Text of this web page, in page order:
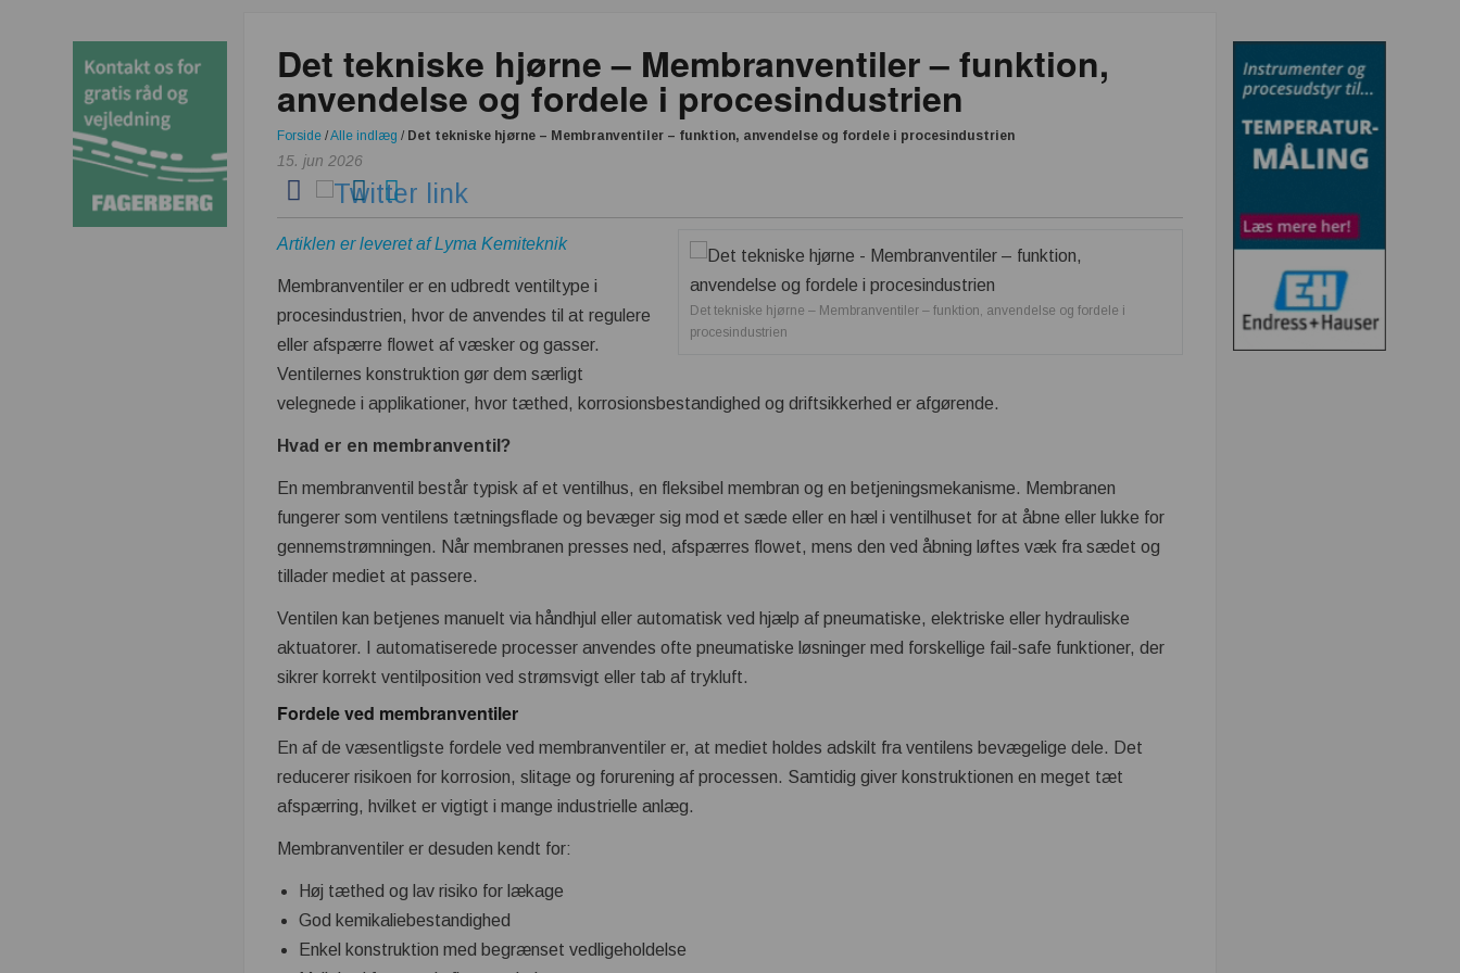
Det tekniske hjørne – Membranventiler – funktion,
anvendelse og fordele i procesindustrien
Forside /Alle indlæg / Det tekniske hjørne – Membranventiler – funktion, anvendelse og fordele i procesindustrien
15. jun 2026
Det tekniske hjørne – Membranventiler – funktion, anvendelse og fordele i
procesindustrien
Artiklen er leveret af Lyma Kemiteknik
Membranventiler er en udbredt ventiltype i
procesindustrien, hvor de anvendes til at regulere
eller afspærre flowet af væsker og gasser.
Ventilernes konstruktion gør dem særligt
velegnede i applikationer, hvor tæthed, korrosionsbestandighed og driftsikkerhed er afgørende.
Hvad er en membranventil?
En membranventil består typisk af et ventilhus, en fleksibel membran og en betjeningsmekanisme. Membranen
fungerer som ventilens tætningsflade og bevæger sig mod et sæde eller en hæl i ventilhuset for at åbne eller lukke for
gennemstrømningen. Når membranen presses ned, afspærres flowet, mens den ved åbning løftes væk fra sædet og
tillader mediet at passere.
Ventilen kan betjenes manuelt via håndhjul eller automatisk ved hjælp af pneumatiske, elektriske eller hydrauliske
aktuatorer. I automatiserede processer anvendes ofte pneumatiske løsninger med forskellige fail-safe funktioner, der
sikrer korrekt ventilposition ved strømsvigt eller tab af trykluft.
Fordele ved membranventiler
En af de væsentligste fordele ved membranventiler er, at mediet holdes adskilt fra ventilens bevægelige dele. Det
reducerer risikoen for korrosion, slitage og forurening af processen. Samtidig giver konstruktionen en meget tæt
afspærring, hvilket er vigtigt i mange industrielle anlæg.
Membranventiler er desuden kendt for:
Høj tæthed og lav risiko for lækage
God kemikaliebestandighed
Enkel konstruktion med begrænset vedligeholdelse